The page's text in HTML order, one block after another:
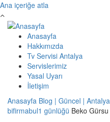
Ana içeriğe atla
Anasayfa
Hakkımızda
Tv Servisi Antalya
Servislerimiz
Yasal Uyarı
İletişim
Anasayfa Blog | Güncel |
bifirmabul1 günlüğü Beko